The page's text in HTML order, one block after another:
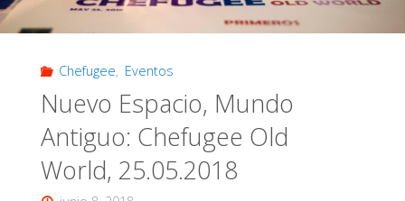
Chefugee, Eventos
Nuevo Espacio, Mundo
Antiguo: Chefugee Old
World, 25.05.2018